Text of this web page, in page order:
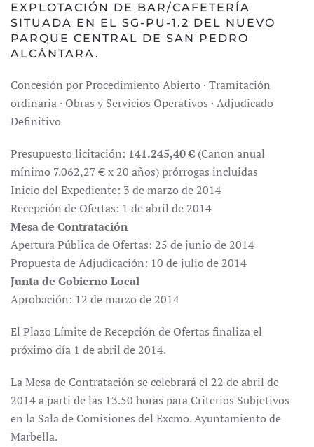
EXPLOTACIÓN DE BAR/CAFETERÍA
SITUADA EN EL SG-PU-1.2 DEL NUEVO
PARQUE CENTRAL DE SAN PEDRO
ALCÁNTARA.
Concesión por Procedimiento Abierto · Tramitación
ordinaria · Obras y Servicios Operativos · Adjudicado
Definitivo
Presupuesto licitación: 141.245,40 € (Canon anual
mínimo 7.062,27 € x 20 años) prórrogas incluidas
Inicio del Expediente: 3 de marzo de 2014
Recepción de Ofertas: 1 de abril de 2014
Mesa de Contratación
Apertura Pública de Ofertas: 25 de junio de 2014
Propuesta de Adjudicación: 10 de julio de 2014
Junta de Gobierno Local
Aprobación: 12 de marzo de 2014
El Plazo Límite de Recepción de Ofertas finaliza el
próximo día 1 de abril de 2014.
La Mesa de Contratación se celebrará el 22 de abril de
2014 a parti de las 13.50 horas para Criterios Subjetivos
en la Sala de Comisiones del Excmo. Ayuntamiento de
Marbella.